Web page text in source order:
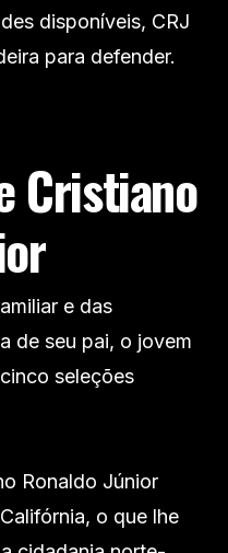
disponíveis, CRJ
para defender.
Cristiano
e das
de seu pai, o jovem
seleções
Ronaldo Júnior
o que lhe